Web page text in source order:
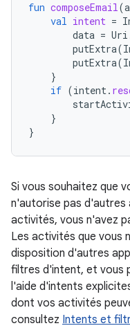
fun composeEmail(
val intent =
data = Uri
putExtra(
putExtra(
}
if (intent.
}
}
Si vous souhaitez que
n'autorise pas d'autres
activités, vous n'avez
Les activités que vous
disposition d'autres
filtres d'intent, et vous
l'aide d'intents
dont vos activités
consultez Intents et